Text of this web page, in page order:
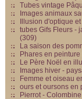
Tubes vintage
Images animaux
Illusion d'optique
tubes Gifs Fleurs -
(309)
La saison des
Phares en peinture
Le Père Noël en
Images hiver -
Femme et oiseau
ours et oursons en
Pierrot -